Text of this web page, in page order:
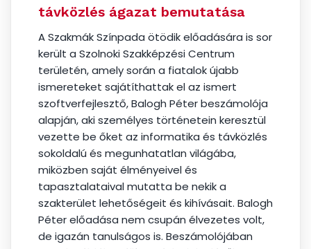
távközlés ágazat bemutatása
A Szakmák Színpada ötödik előadására is sor
került a Szolnoki Szakképzési Centrum
területén, amely során a fiatalok újabb
ismereteket sajátíthattak el az ismert
szoftverfejlesztő, Balogh Péter beszámolója
alapján, aki személyes történetein keresztül
vezette be őket az informatika és távközlés
sokoldalú és megunhatatlan világába,
miközben saját élményeivel és
tapasztalataival mutatta be nekik a
szakterület lehetőségeit és kihívásait. Balogh
Péter előadása nem csupán élvezetes volt,
de igazán tanulságos is. Beszámolójában